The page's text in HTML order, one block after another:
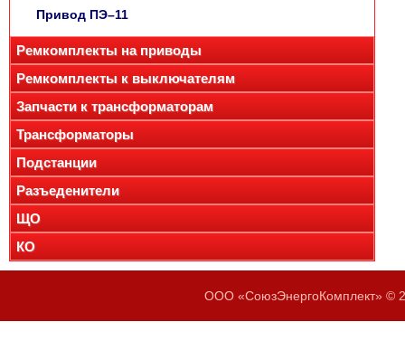
Привод ПЭ–11
Ремкомплекты на приводы
Ремкомплекты к выключателям
Запчасти к трансформаторам
Трансформаторы
Подстанции
Разъеденители
ЩО
КО
ООО «СоюзЭнергоКомплект» ©